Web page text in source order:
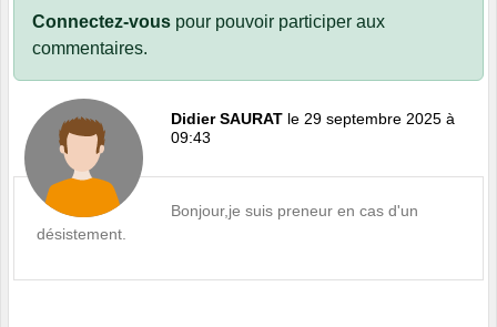
Connectez-vous pour pouvoir participer aux
commentaires.
Didier SAURAT le 29 septembre 2025 à
09:43
Bonjour,je suis preneur en cas d'un
désistement.